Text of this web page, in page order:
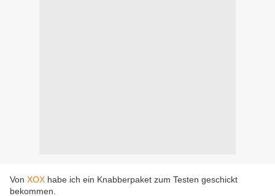
Von XOX habe ich ein Knabberpaket zum Testen geschickt
bekommen.